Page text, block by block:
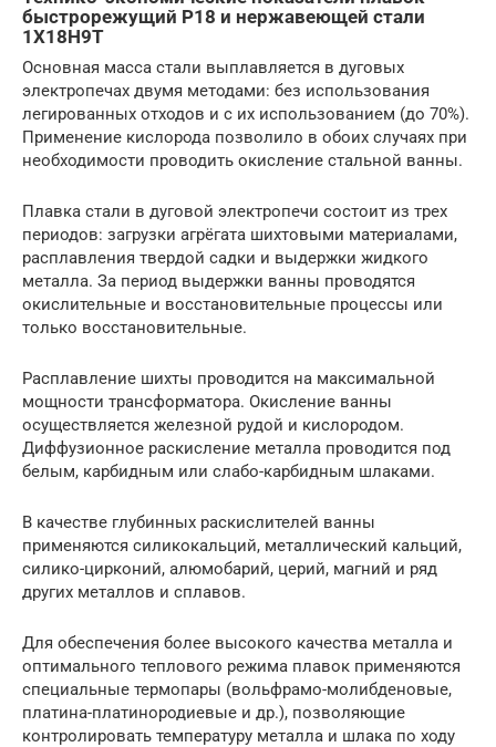
быстрорежущий Р18 и нержавеющей стали
1Х18Н9Т
Основная масса стали выплавляется в дуговых
электропечах двумя методами: без использования
легированных отходов и с их использованием (до 70%).
Применение кислорода позволило в обоих случаях при
необходимости проводить окисление стальной ванны.
Плавка стали в дуговой электропечи состоит из трех
периодов: загрузки агрёгата шихтовыми материалами,
расплавления твердой садки и выдержки жидкого
металла. За период выдержки ванны проводятся
окислительные и восстановительные процессы или
только восстановительные.
Расплавление шихты проводится на максимальной
мощности трансформатора. Окисление ванны
осуществляется железной рудой и кислородом.
Диффузионное раскисление металла проводится под
белым, карбидным или слабо-карбидным шлаками.
В качестве глубинных раскислителей ванны
применяются силикокальций, металлический кальций,
силико-цирконий, алюмобарий, церий, магний и ряд
других металлов и сплавов.
Для обеспечения более высокого качества металла и
оптимального теплового режима плавок применяются
специальные термопары (вольфрамо-молибденовые,
платина-платинородиевые и др.), позволяющие
контролировать температуру металла и шлака по ходу